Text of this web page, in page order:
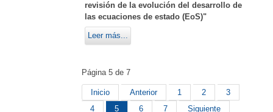
revisión de la evolución del desarrollo de
las ecuaciones de estado (EoS)"
Leer más...
Página 5 de 7
Inicio Anterior 1 2
3
4
5 6 7 Siguiente